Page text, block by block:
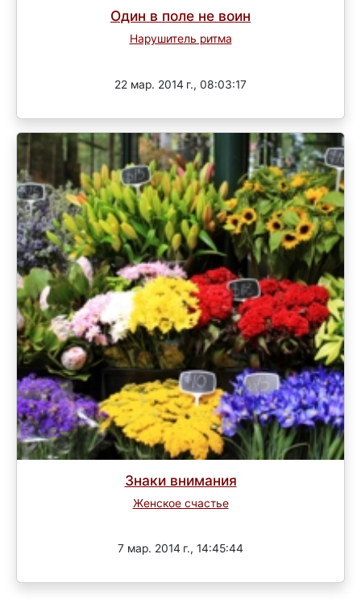
Один в поле не воин
Нарушитель ритма
22 мар. 2014 г., 08:03:17
Знаки внимания
Женское счастье
7 мар. 2014 г., 14:45:44